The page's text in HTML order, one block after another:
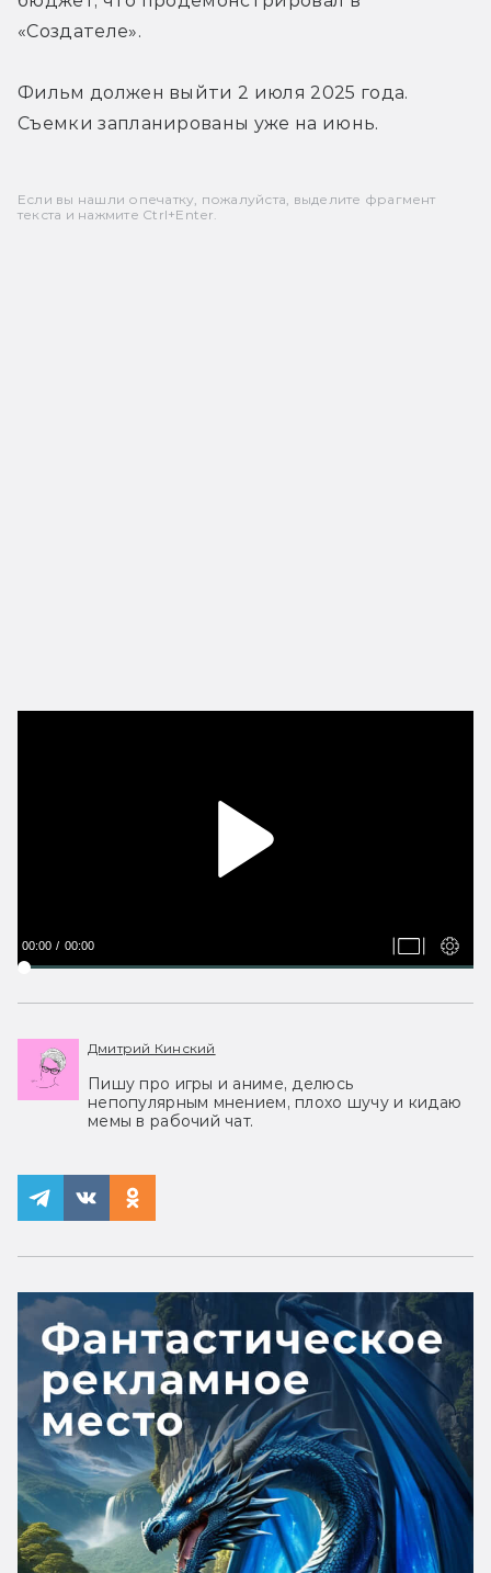
«Создателе».
Фильм должен выйти 2 июля 2025 года.
Съемки запланированы уже на июнь.
Если вы нашли опечатку, пожалуйста, выделите фрагмент
текста и нажмите Ctrl+Enter.
00:00 00:00
Дмитрий Кинский
Пишу про игры и аниме, делюсь
непопулярным мнением, плохо шучу и кидаю
мемы в рабочий чат.